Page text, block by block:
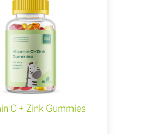
C + Zink Gummies